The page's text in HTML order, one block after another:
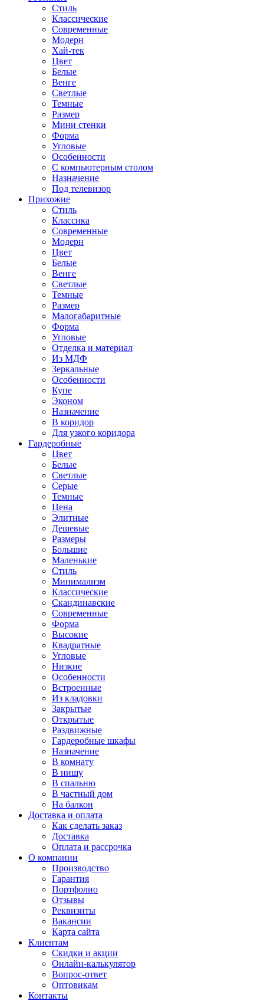
Стиль
Классические
Современные
Модерн
Хай-тек
Цвет
Белые
Венге
Светлые
Темные
Размер
Мини стенки
Форма
Угловые
Особенности
С компьютерным столом
Назначение
Под телевизор
Прихожие
Стиль
Классика
Современные
Модерн
Цвет
Белые
Венге
Светлые
Темные
Размер
Малогабаритные
Форма
Угловые
Отделка и материал
Из МДФ
Зеркальные
Особенности
Купе
Эконом
Назначение
В коридор
Для узкого коридора
Гардеробные
Цвет
Белые
Светлые
Серые
Темные
Цена
Элитные
Дешевые
Размеры
Большие
Маленькие
Стиль
Минимализм
Классические
Скандинавские
Современные
Форма
Высокие
Квадратные
Угловые
Низкие
Особенности
Встроенные
Из кладовки
Закрытые
Открытые
Раздвижные
Гардеробные шкафы
Назначение
В комнату
В нишу
В спальню
В частный дом
На балкон
Доставка и оплата
Как сделать заказ
Доставка
Оплата и рассрочка
О компании
Производство
Гарантия
Портфолио
Отзывы
Реквизиты
Вакансии
Карта сайта
Клиентам
Скидки и акции
Онлайн-калькулятор
Вопрос-ответ
Оптовикам
Контакты